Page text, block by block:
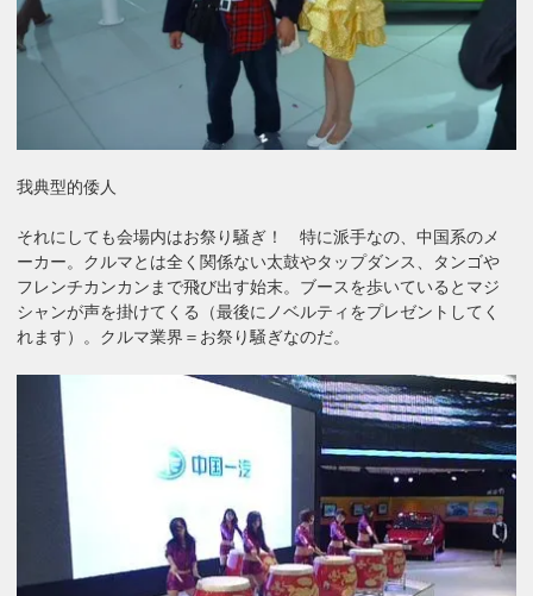
我典型的倭人
それにしても会場内はお祭り騒ぎ！ 特に派手なの、中国系のメ
ーカー。クルマとは全く関係ない太鼓やタップダンス、タンゴや
フレンチカンカンまで飛び出す始末。ブースを歩いているとマジ
シャンが声を掛けてくる（最後にノベルティをプレゼントしてく
れます）。クルマ業界＝お祭り騒ぎなのだ。